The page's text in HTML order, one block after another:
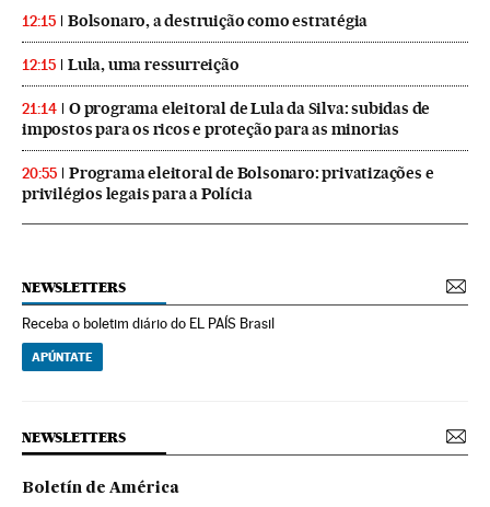
12:15 Bolsonaro, a destruição como estratégia
12:15 Lula, uma ressurreição
21:14
O programa eleitoral de Lula da Silva: subidas de
impostos para os ricos e proteção para as minorias
20:55
Programa eleitoral de Bolsonaro: privatizações e
privilégios legais para a Polícia
NEWSLETTERS
Receba o boletim diário do EL PAÍS Brasil
APÚNTATE
NEWSLETTERS
Boletín de América